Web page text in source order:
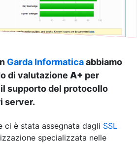
Garda Informaticaabbiamo
di valutazione A+ per
supporto del protocollo
server.
ci è stata assegnata dagli SSL
specializzata nelle